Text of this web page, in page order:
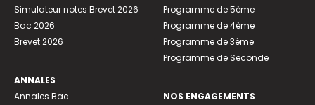
Simulateur notes Brevet 2026
Bac 2026
Brevet 2026
ANNALES
Annales Bac
Programme de 5ème
Programme de 4ème
Programme de 3ème
Programme de Seconde
NOS ENGAGEMENTS